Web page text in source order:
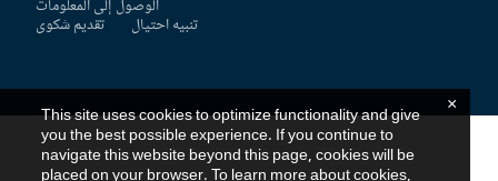
الوصول إلى المعلومات
تنبيه احتيال تقديم شكوى
This site uses cookies to optimize functionality and give
you the best possible experience. If you continue to
navigate this website beyond this page, cookies will be